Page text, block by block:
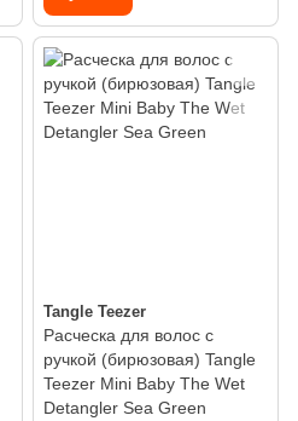
Tangle Teezer
Расческа для волос с
ручкой (бирюзовая) Tangle
Teezer Mini Baby The Wet
Detangler Sea Green